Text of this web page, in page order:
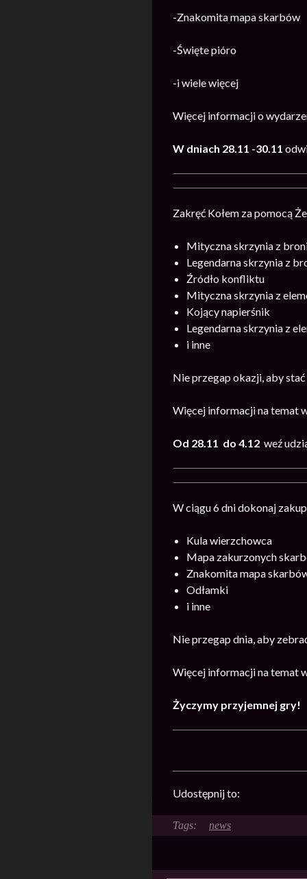
-Znakomita mapa skarbów
-Święte pióro
-i wiele więcej
Więcej informacji o
W dniach 28.11 -30.11
Zakręć Kołem za pomocą
Mityczna skrzynia z
Legendarna skrzynia z
Źródło konfliktu
Mityczna skrzynia z
Kojący napierśnik
Legendarna skrzynia z
i inne
Nie przegap okazji, aby
Więcej informacji na temat
Od 28.11 do 4.12 weź
W ciągu 6 dni dokonaj
Kula wierzchowca
Mapa zakurzonych
Znakomita mapa
Odłamki
i inne
Nie przegap dnia, aby
Więcej informacji na temat
Życzymy przyjemnej gry!
Udostępnij to:
news